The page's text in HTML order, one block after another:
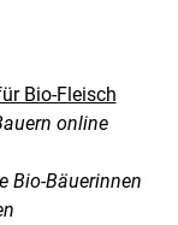
Bio-Fleisch
online
Bio-Bäuerinnen